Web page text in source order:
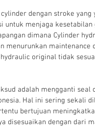
dengan stroke
untuk menjaga
dimana Cylinder
menurunkan
original tidak
adalah mengganti seal
Hal ini sering sekali
bertujuan
disesuaikan dengan dari